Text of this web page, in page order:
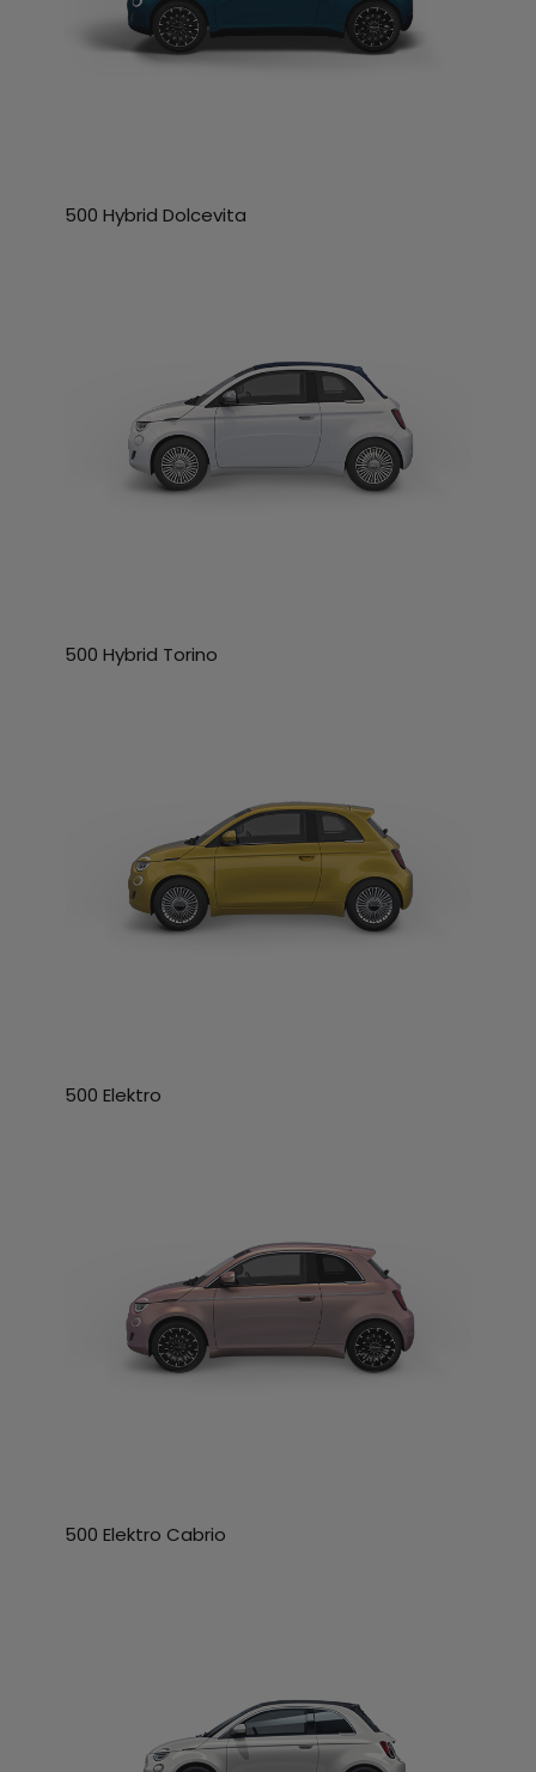
500 Hybrid Dolcevita
500 Hybrid Torino
500 Elektro
500 Elektro Cabrio